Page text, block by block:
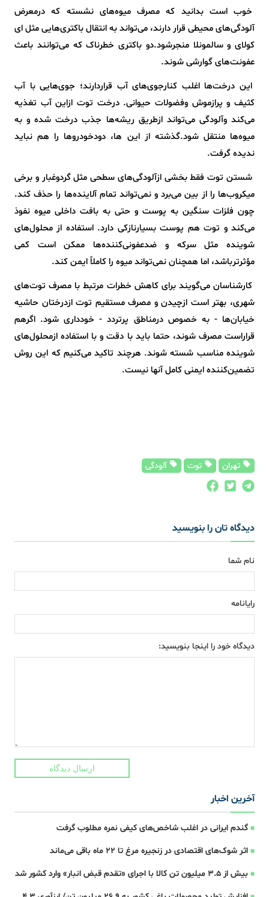
خوب است بدانید که مصرف میوه‌های نشسته که درمعرض
آلودگی‌های محیطی قرار دارند، می‌تواند به انتقال باکتری‌هایی مثل ای
‌کولای و سالمونلا منجرشود.دو باکتری خطرناک که می‌توانند باعث
عفونت‌های گوارشی شوند.
این درخت‌ها اغلب کنارجوی‌های آب قراردارند؛ جوی‌هایی با آب
کثیف و پرازموش وفضولات حیوانی. درخت توت ازاین آب تغذیه
می‌کند وآلودگی می‌تواند ازطریق ریشه‌ها جذب درخت شده و به
میوه‌ها منتقل شود.گذشته از این ها، دودخودروها را هم نباید
ندیده گرفت.
شستن توت فقط بخشی ازآلودگی‌های سطحی مثل گردوغبار و برخی
میکروب‌ها را از بین می‌برد و نمی‌تواند تمام آلاینده‌ها را حذف کند.
چون فلزات سنگین به پوست و حتی به بافت داخلی میوه نفوذ
می‌کند و توت هم پوست بسیارنازکی دارد. استفاده از محلول‌های
شوینده مثل سرکه و ضدعفونی‌کننده‌ها ممکن است کمی
مؤثرترباشد، اما همچنان نمی‌تواند میوه را کاملاً ایمن کند.
کارشناسان می‌گویند برای کاهش خطرات مرتبط با مصرف توت‌های
شهری، بهتر است ازچیدن و مصرف مستقیم توت ازدرختان حاشیه
خیابان‌ها - به خصوص درمناطق پرتردد - خودداری شود. اگرهم
قراراست مصرف شوند، حتما باید با دقت و با استفاده ازمحلول‌های
شوینده مناسب شسته شوند. هرچند تاکید می‌کنیم که این روش
تضمین‌کننده ایمنی کامل آنها نیست.
تهران توت آلودگی
دیدگاه تان را بنویسید
نام شما
رایانامه
دیدگاه خود را اینجا بنویسید:
ارسال دیدگاه
آخرین اخبار
گندم ایرانی در اغلب شاخص‌های کیفی نمره مطلوب گرفت
اثر شوک‌های اقتصادی در زنجیره مرغ تا 22 ماه باقی می‌ماند
بیش از ۳.۵ میلیون تن کالا با اجرای «تقدم قبض انبار» وارد کشور شد